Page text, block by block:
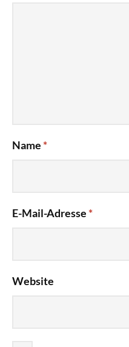
Name *
E-Mail-Adresse *
Website